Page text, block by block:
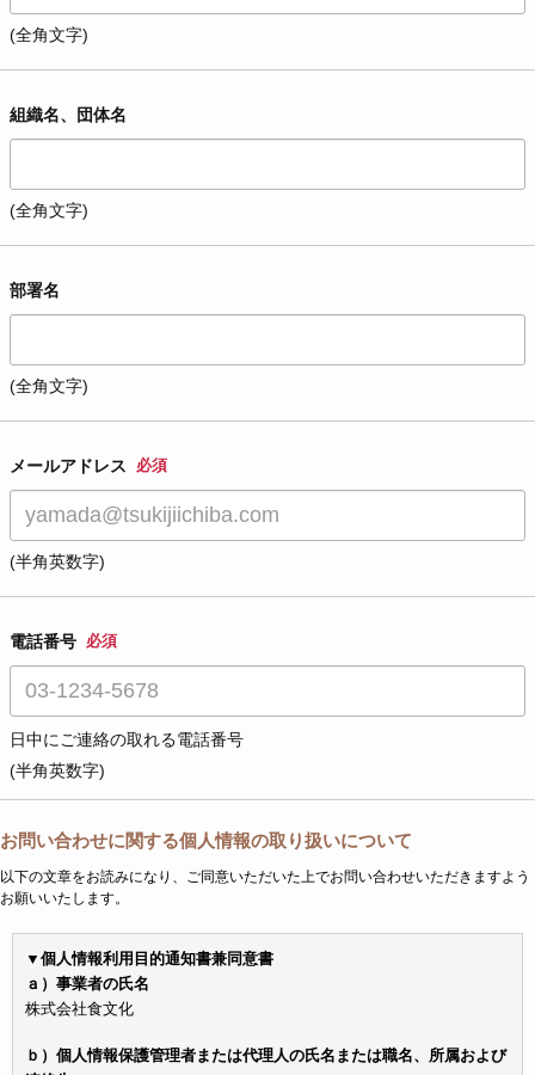
(全角文字)
組織名、団体名
(全角文字)
部署名
(全角文字)
メールアドレス 必須
(半角英数字)
電話番号 必須
日中にご連絡の取れる電話番号
(半角英数字)
お問い合わせに関する個人情報の取り扱いについて
以下の文章をお読みになり、ご同意いただいた上でお問い合わせいただきますよう
お願いいたします。
▼個人情報利用目的通知書兼同意書
ａ）事業者の氏名
株式会社食文化
ｂ）個人情報保護管理者または代理人の氏名または職名、所属および